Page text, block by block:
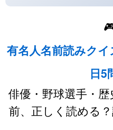
有名人名前読みク
日5
俳優・野球選手・
前、正しく読める